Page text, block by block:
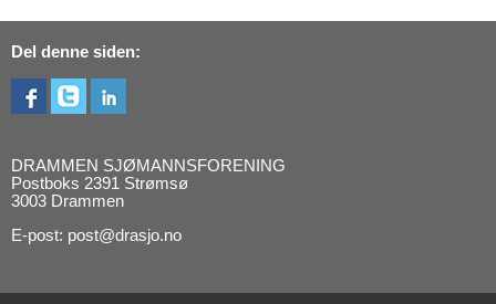
Del denne siden:
DRAMMEN SJØMANNSFORENING
Postboks 2391 Strømsø
3003 Drammen
E-post: post@drasjo.no